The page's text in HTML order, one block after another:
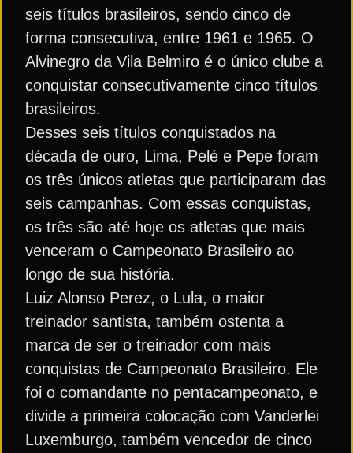
seis títulos brasileiros, sendo cinco de
forma consecutiva, entre 1961 e 1965. O
Alvinegro da Vila Belmiro é o único clube a
conquistar consecutivamente cinco títulos
brasileiros.
Desses seis títulos conquistados na
década de ouro, Lima, Pelé e Pepe foram
os três únicos atletas que participaram das
seis campanhas. Com essas conquistas,
os três são até hoje os atletas que mais
venceram o Campeonato Brasileiro ao
longo de sua história.
Luiz Alonso Perez, o Lula, o maior
treinador santista, também ostenta a
marca de ser o treinador com mais
conquistas de Campeonato Brasileiro. Ele
foi o comandante no pentacampeonato, e
divide a primeira colocação com Vanderlei
Luxemburgo, também vencedor de cinco